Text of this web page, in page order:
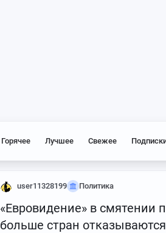
Горячее Лучшее Свежее
user11328199 Политика
«Евровидение» в смятении
больше стран отказываются